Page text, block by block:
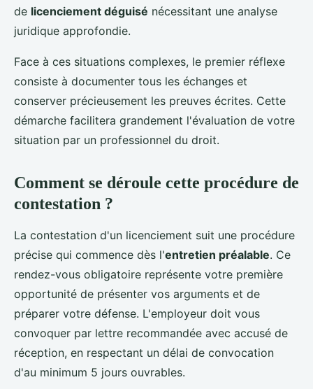
de licenciement déguisé nécessitant une analyse
juridique approfondie.
Face à ces situations complexes, le premier réflexe
consiste à documenter tous les échanges et
conserver précieusement les preuves écrites. Cette
démarche facilitera grandement l'évaluation de votre
situation par un professionnel du droit.
Comment se déroule cette procédure de
contestation ?
La contestation d'un licenciement suit une procédure
précise qui commence dès l'entretien préalable. Ce
rendez-vous obligatoire représente votre première
opportunité de présenter vos arguments et de
préparer votre défense. L'employeur doit vous
convoquer par lettre recommandée avec accusé de
réception, en respectant un délai de convocation
d'au minimum 5 jours ouvrables.